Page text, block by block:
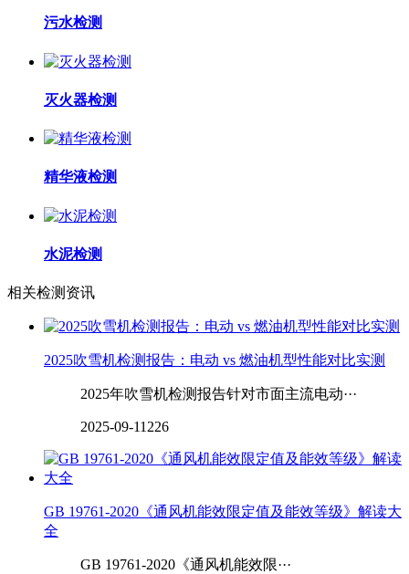
污水检测
灭火器检测
精华液检测
水泥检测
相关检测资讯
2025吹雪机检测报告：电动 vs 燃油机型性能对比实测
2025年吹雪机检测报告针对市面主流电动···
2025-09-11 226
GB 19761-2020《通风机能效限定值及能效等级》解读大
全
GB 19761-2020《通风机能效限···